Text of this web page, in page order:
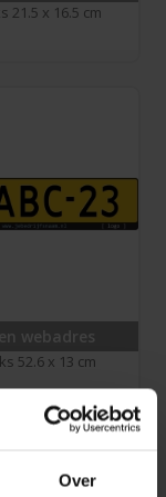
Over
21.5 x 16.5 cm
webadres
52.6 x 13 cm